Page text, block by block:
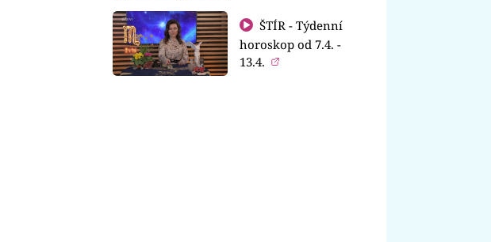
ŠTÍR - Týdenní
horoskop od 7.4. -
13.4.